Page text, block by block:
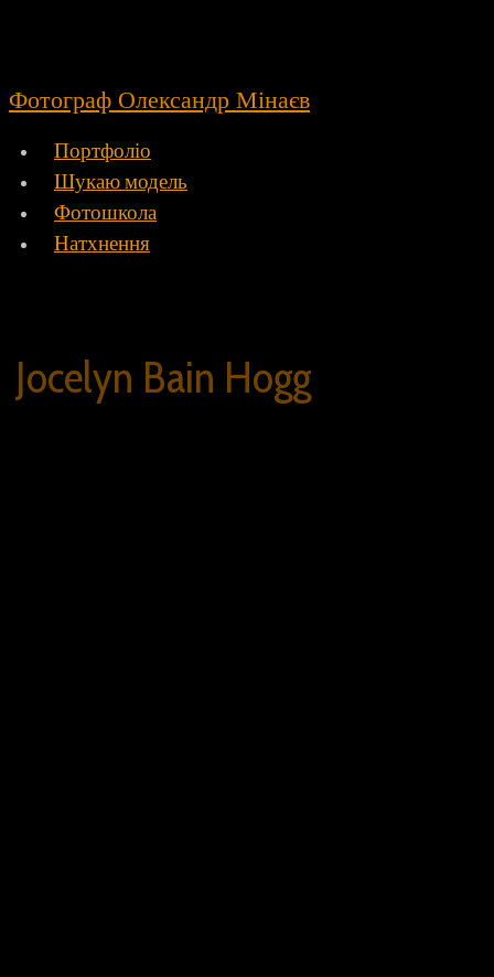
Фотограф Олександр Мінаєв
Портфоліо
Шукаю модель
Фотошкола
Натхнення
Jocelyn Bain Hogg